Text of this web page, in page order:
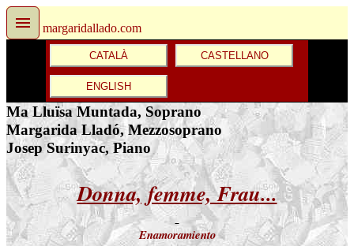
margaridallado.com
CATALÀ CASTELLANO
ENGLISH
Ma Lluïsa Muntada, Soprano
Margarida Lladó, Mezzosoprano
Josep Surinyac, Piano
Donna, femme, Frau...
Enamoramiento